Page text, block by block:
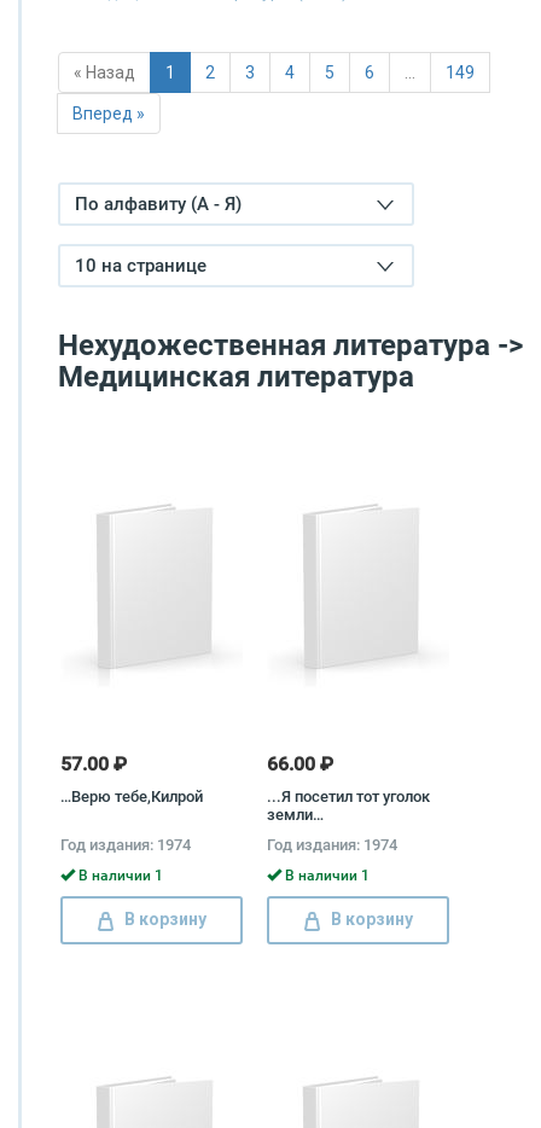
« Назад 1 2 3 4 5 6 … 149
Вперед »
По алфавиту (А - Я)
10 на странице
Нехудожественная литература ->
Медицинская литература
57.00 ₽
…Верю тебе,Килрой
Год издания: 1974
В наличии 1
В корзину
66.00 ₽
...Я посетил тот уголок
земли…
Год издания: 1974
В наличии 1
В корзину